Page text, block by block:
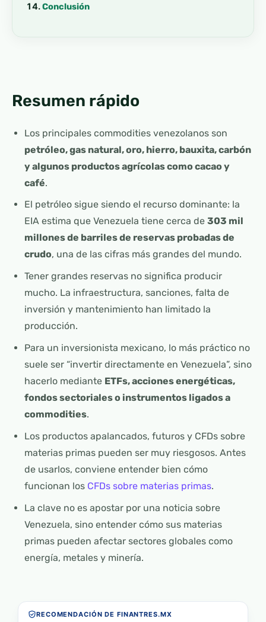
Conclusión
Resumen rápido
Los principales commodities venezolanos son
petróleo, gas natural, oro, hierro, bauxita, carbón
y algunos productos agrícolas como cacao y
café.
El petróleo sigue siendo el recurso dominante: la
EIA estima que Venezuela tiene cerca de 303 mil
millones de barriles de reservas probadas de
crudo, una de las cifras más grandes del mundo.
Tener grandes reservas no significa producir
mucho. La infraestructura, sanciones, falta de
inversión y mantenimiento han limitado la
producción.
Para un inversionista mexicano, lo más práctico no
suele ser “invertir directamente en Venezuela”, sino
hacerlo mediante ETFs, acciones energéticas,
fondos sectoriales o instrumentos ligados a
commodities.
Los productos apalancados, futuros y CFDs sobre
materias primas pueden ser muy riesgosos. Antes
de usarlos, conviene entender bien cómo
funcionan los CFDs sobre materias primas.
La clave no es apostar por una noticia sobre
Venezuela, sino entender cómo sus materias
primas pueden afectar sectores globales como
energía, metales y minería.
RECOMENDACIÓN DE FINANTRES.MX